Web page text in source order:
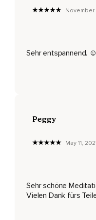
Körper,
Sie kommt von innen,
Geht immer tiefer und füllt
Dass ich das Gefühl von
November
Sehr entspannend. ☺️
Peggy
May 11,
Sehr schöne
Vielen Dank fürs